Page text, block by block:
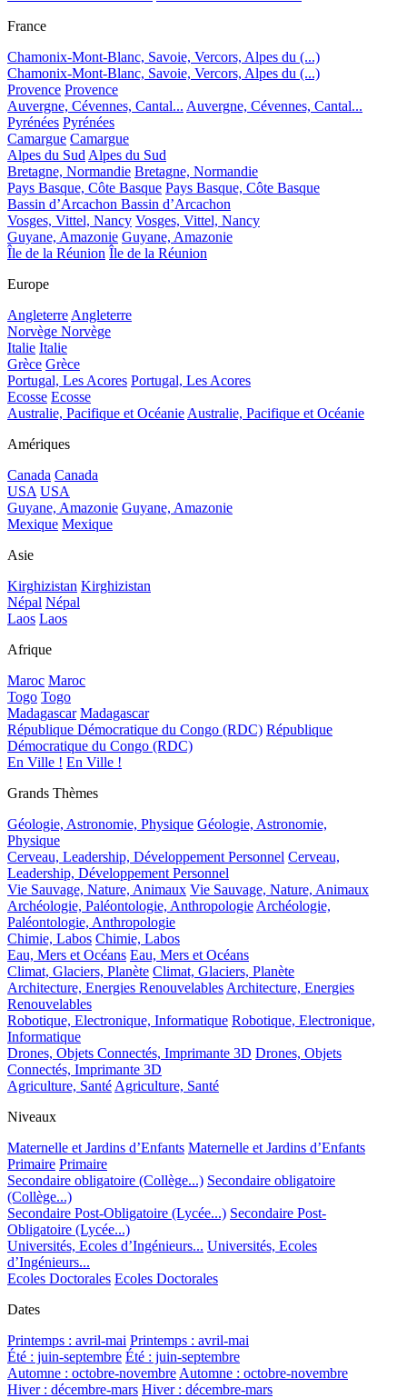
France
Chamonix-Mont-Blanc, Savoie, Vercors, Alpes du (...)
Chamonix-Mont-Blanc, Savoie, Vercors, Alpes du (...)
Provence Provence
Auvergne, Cévennes, Cantal... Auvergne, Cévennes, Cantal...
Pyrénées Pyrénées
Camargue Camargue
Alpes du Sud Alpes du Sud
Bretagne, Normandie Bretagne, Normandie
Pays Basque, Côte Basque Pays Basque, Côte Basque
Bassin d’Arcachon Bassin d’Arcachon
Vosges, Vittel, Nancy Vosges, Vittel, Nancy
Guyane, Amazonie Guyane, Amazonie
Île de la Réunion Île de la Réunion
Europe
Angleterre Angleterre
Norvège Norvège
Italie Italie
Grèce Grèce
Portugal, Les Acores Portugal, Les Acores
Ecosse Ecosse
Australie, Pacifique et Océanie Australie, Pacifique et Océanie
Amériques
Canada Canada
USA USA
Guyane, Amazonie Guyane, Amazonie
Mexique Mexique
Asie
Kirghizistan Kirghizistan
Népal Népal
Laos Laos
Afrique
Maroc Maroc
Togo Togo
Madagascar Madagascar
République Démocratique du Congo (RDC) République
Démocratique du Congo (RDC)
En Ville ! En Ville !
Grands Thèmes
Géologie, Astronomie, Physique Géologie, Astronomie,
Physique
Cerveau, Leadership, Développement Personnel Cerveau,
Leadership, Développement Personnel
Vie Sauvage, Nature, Animaux Vie Sauvage, Nature, Animaux
Archéologie, Paléontologie, Anthropologie Archéologie,
Paléontologie, Anthropologie
Chimie, Labos Chimie, Labos
Eau, Mers et Océans Eau, Mers et Océans
Climat, Glaciers, Planète Climat, Glaciers, Planète
Architecture, Energies Renouvelables Architecture, Energies
Renouvelables
Robotique, Electronique, Informatique Robotique, Electronique,
Informatique
Drones, Objets Connectés, Imprimante 3D Drones, Objets
Connectés, Imprimante 3D
Agriculture, Santé Agriculture, Santé
Niveaux
Maternelle et Jardins d’Enfants Maternelle et Jardins d’Enfants
Primaire Primaire
Secondaire obligatoire (Collège...) Secondaire obligatoire
(Collège...)
Secondaire Post-Obligatoire (Lycée...) Secondaire Post-
Obligatoire (Lycée...)
Universités, Ecoles d’Ingénieurs... Universités, Ecoles
d’Ingénieurs...
Ecoles Doctorales Ecoles Doctorales
Dates
Printemps : avril-mai Printemps : avril-mai
Été : juin-septembre Été : juin-septembre
Automne : octobre-novembre Automne : octobre-novembre
Hiver : décembre-mars Hiver : décembre-mars